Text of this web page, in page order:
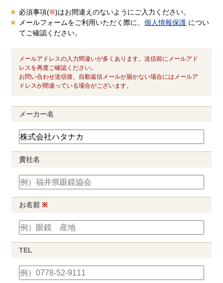
必須事項(※)はお間違えのないようにご入力ください。
メールフォームをご利用いただく際に、個人情報保護 につい
てご確認ください。
メールアドレスの入力間違いが多くあります。送信前にメールアド
レスを再度ご確認ください。
お問い合わせ送信後、自動返信メールが届かない場合にはメールア
ドレスが間違っている場合がございます。
メーカー名
貴社名
お名前※
TEL